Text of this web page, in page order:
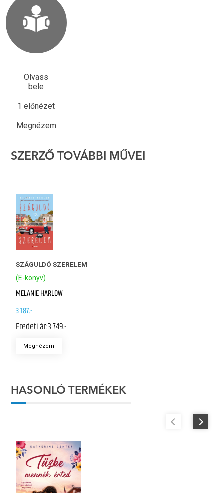
Olvass
bele
1 előnézet
Megnézem
SZERZŐ TOVÁBBI MŰVEI
SZÁGULDÓ SZERELEM
(E-könyv)
MELANIE HARLOW
3 187.-
Eredeti ár:3 749.-
Megnézem
HASONLÓ TERMÉKEK